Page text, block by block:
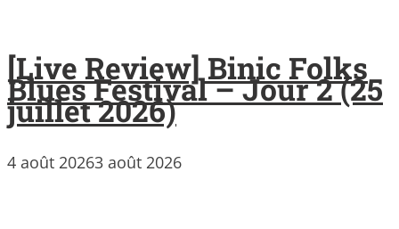
[Live Review] Binic Folks
Blues Festival – Jour 2 (25
juillet 2026)
4 août 20263 août 2026